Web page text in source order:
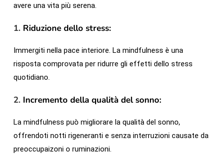
avere una vita più serena.
1. Riduzione dello stress:
Immergiti nella pace interiore. La mindfulness è una
risposta comprovata per ridurre gli effetti dello stress
quotidiano.
2. Incremento della qualità del sonno:
La mindfulness può migliorare la qualità del sonno,
offrendoti notti rigeneranti e senza interruzioni causate da
preoccupaizoni o ruminazioni.